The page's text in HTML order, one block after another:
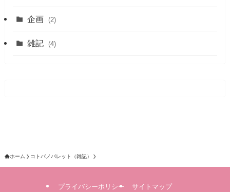
企画 (2)
雑記 (4)
ホーム コトバノパレット（雑記）
プライバシーポリシー サイトマップ